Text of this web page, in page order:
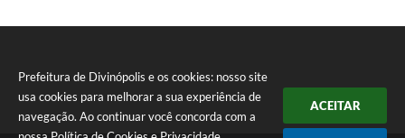
Prefeitura de Divinópolis e os cookies: nosso site
usa cookies para melhorar a sua experiência de
navegação. Ao continuar você concorda com a
ACEITAR